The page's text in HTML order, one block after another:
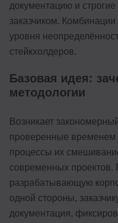
документацию и
заказчиком.
уровня
стейкхолдеров.
Базовая идея:
методологии
Возникает
проверенные временем
процессы их
современных
разрабатывающую
одной стороны,
документация,